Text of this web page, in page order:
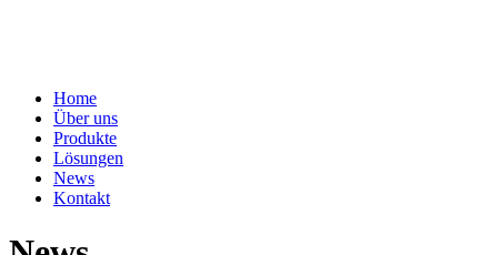
Home
Über uns
Produkte
Lösungen
News
Kontakt